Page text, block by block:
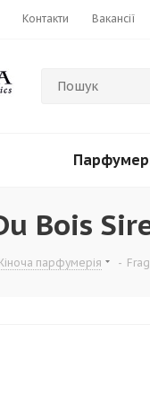
Контакти Вакансії
Bois
парфумерія -